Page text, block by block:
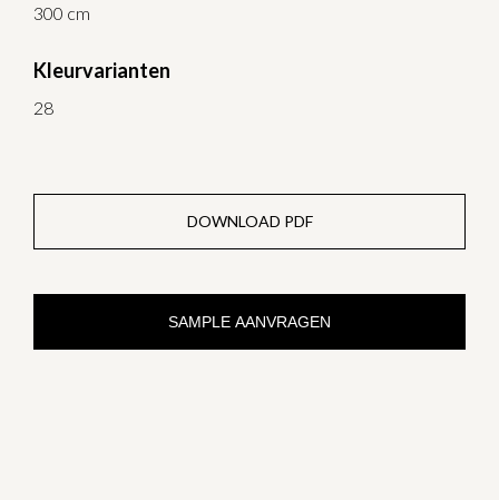
300 cm
Kleurvarianten
28
DOWNLOAD PDF
SAMPLE AANVRAGEN